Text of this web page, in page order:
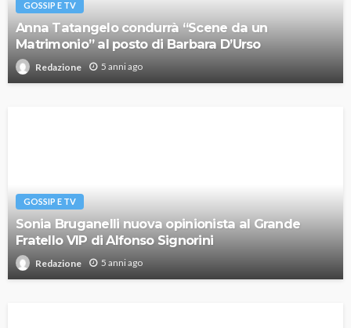
GOSSIP E TV
Anna Tatangelo condurrà “Scene da un
Matrimonio” al posto di Barbara D’Urso
Redazione 5 anni ago
GOSSIP E TV
Sonia Bruganelli nuova opinionista al Grande
Fratello VIP di Alfonso Signorini
Redazione 5 anni ago